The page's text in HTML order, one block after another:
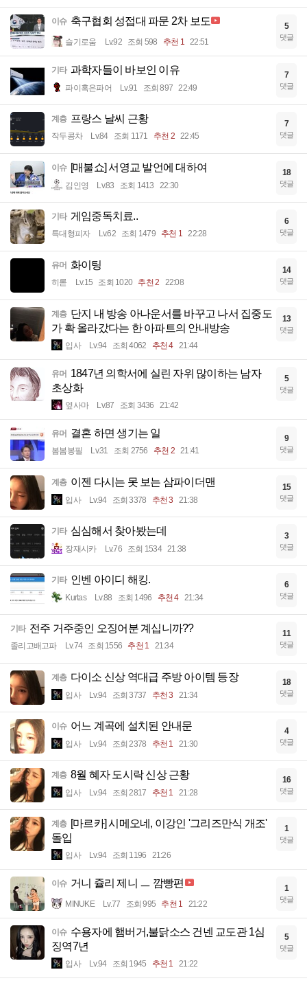
이슈 축구협회 성접대 파문 2차 보도
슬기로움 Lv.92 조회 598 추천 1 22:51
5
댓글
기타 과학자들이 바보인 이유
파이혹은파어 Lv.91 조회 897 22:49
7
댓글
계층 프랑스 날씨 근황
작두콩차 Lv.84 조회 1171 추천 2 22:45
7
댓글
이슈 [매불쇼] 서영교 발언에 대하여
김인영 Lv.83 조회 1413 22:30
18
댓글
기타 게임중독치료..
특대형피자 Lv.62 조회 1479 추천 1 22:28
6
댓글
유머 화이팅
히롣 Lv.15 조회 1020 추천 2 22:08
14
댓글
계층 단지 내 방송 아나운서를 바꾸고 나서 집중도
가 확 올라갔다는 한 아파트의 안내방송
입사 Lv.94 조회 4062 추천 4 21:44
13
댓글
유머 1847년 의학서에 실린 자위 많이하는 남자
초상화
옆사마 Lv.87 조회 3436 21:42
5
댓글
유머 결혼 하면 생기는 일
봄봄봉필 Lv.31 조회 2756 추천 2 21:41
9
댓글
계층 이젠 다시는 못 보는 삼파이더맨
입사 Lv.94 조회 3378 추천 3 21:38
15
댓글
기타 심심해서 찾아봤는데
장재시카 Lv.76 조회 1534 21:38
3
댓글
기타 인벤 아이디 해킹.
Kurtas Lv.88 조회 1496 추천 4 21:34
6
댓글
기타 전주 거주중인 오징어분 계십니까??
졸리고배고파 Lv.74 조회 1556 추천 1 21:34
11
댓글
계층 다이소 신상 역대급 주방 아이템 등장
입사 Lv.94 조회 3737 추천 3 21:34
18
댓글
이슈 어느 계곡에 설치된 안내문
입사 Lv.94 조회 2378 추천 1 21:30
4
댓글
계층 8월 혜자 도시락 신상 근황
입사 Lv.94 조회 2817 추천 1 21:28
16
댓글
계층 [마르카] 시메오네, 이강인 '그리즈만식 개조'
돌입
입사 Lv.94 조회 1196 21:26
1
댓글
이슈 거니 쥴리 제니 ㅡ 깜빵편
MINUKE Lv.77 조회 995 추천 1 21:22
1
댓글
이슈 수용자에 햄버거,불닭소스 건넨 교도관 1심
징역7년
입사 Lv.94 조회 1945 추천 1 21:22
5
댓글